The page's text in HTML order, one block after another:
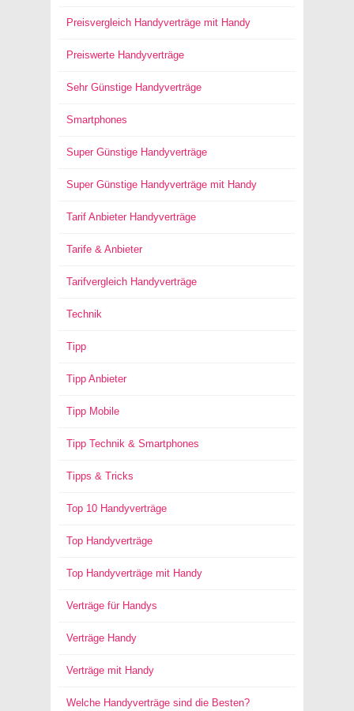
Preisvergleich Handyverträge mit Handy
Preiswerte Handyverträge
Sehr Günstige Handyverträge
Smartphones
Super Günstige Handyverträge
Super Günstige Handyverträge mit Handy
Tarif Anbieter Handyverträge
Tarife & Anbieter
Tarifvergleich Handyverträge
Technik
Tipp
Tipp Anbieter
Tipp Mobile
Tipp Technik & Smartphones
Tipps & Tricks
Top 10 Handyverträge
Top Handyverträge
Top Handyverträge mit Handy
Verträge für Handys
Verträge Handy
Verträge mit Handy
Welche Handyverträge sind die Besten?